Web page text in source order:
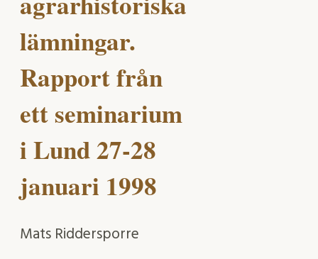
lämningar.
Rapport från
ett seminarium
i Lund 27-28
januari 1998
Mats Riddersporre